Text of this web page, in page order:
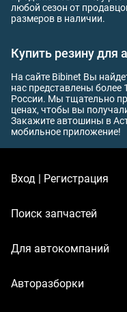
любой сезон от
размеров в наличии.
Купить резину для
На сайте Bibinet Вы
нас представлены более
России. Мы тщательно
ценах, чтобы вы
Закажите автошины в
мобильное приложение!
Вход | Регистрация
Поиск запчастей
Для автокомпаний
Авторазборки